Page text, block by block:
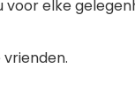
elke